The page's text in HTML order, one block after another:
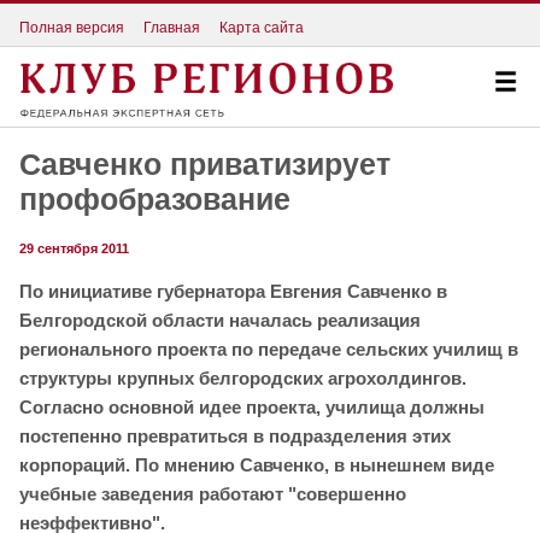
Полная версия Главная Карта сайта
Савченко приватизирует
профобразование
29 сентября 2011
По инициативе губернатора Евгения Савченко в
Белгородской области началась реализация
регионального проекта по передаче сельских училищ в
структуры крупных белгородских агрохолдингов.
Согласно основной идее проекта, училища должны
постепенно превратиться в подразделения этих
корпораций. По мнению Савченко, в нынешнем виде
учебные заведения работают "совершенно
неэффективно".